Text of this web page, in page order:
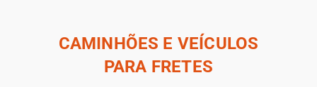
CAMINHÕES E VEÍCULOS
PARA FRETES